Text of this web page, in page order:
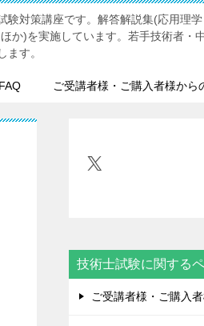
対策講座です。解答解説集(応用理学
か)を実施しています。若手技術者・
ます。
ご受講者様・ご購入者様から
X
技術士試験に関する
ご受講者様・ご購入